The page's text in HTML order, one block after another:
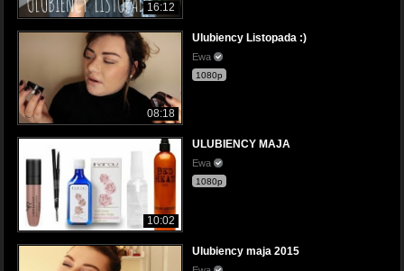
16:12
08:18
Ulubiency Listopada :)
Ewa
1080p
10:02
ULUBIENCY MAJA
Ewa
1080p
Ulubiency maja 2015